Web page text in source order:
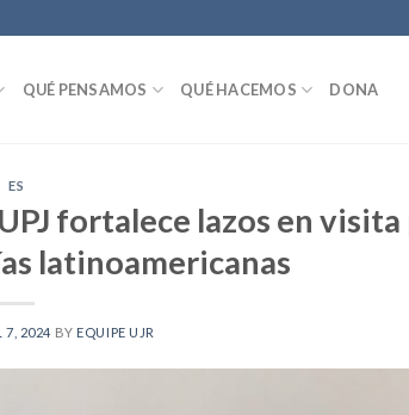
QUÉ PENSAMOS QUÉ HACEMOS DONA
ES
fortalece lazos en
latinoamericanas
7, 2024 BY EQUIPE UJR